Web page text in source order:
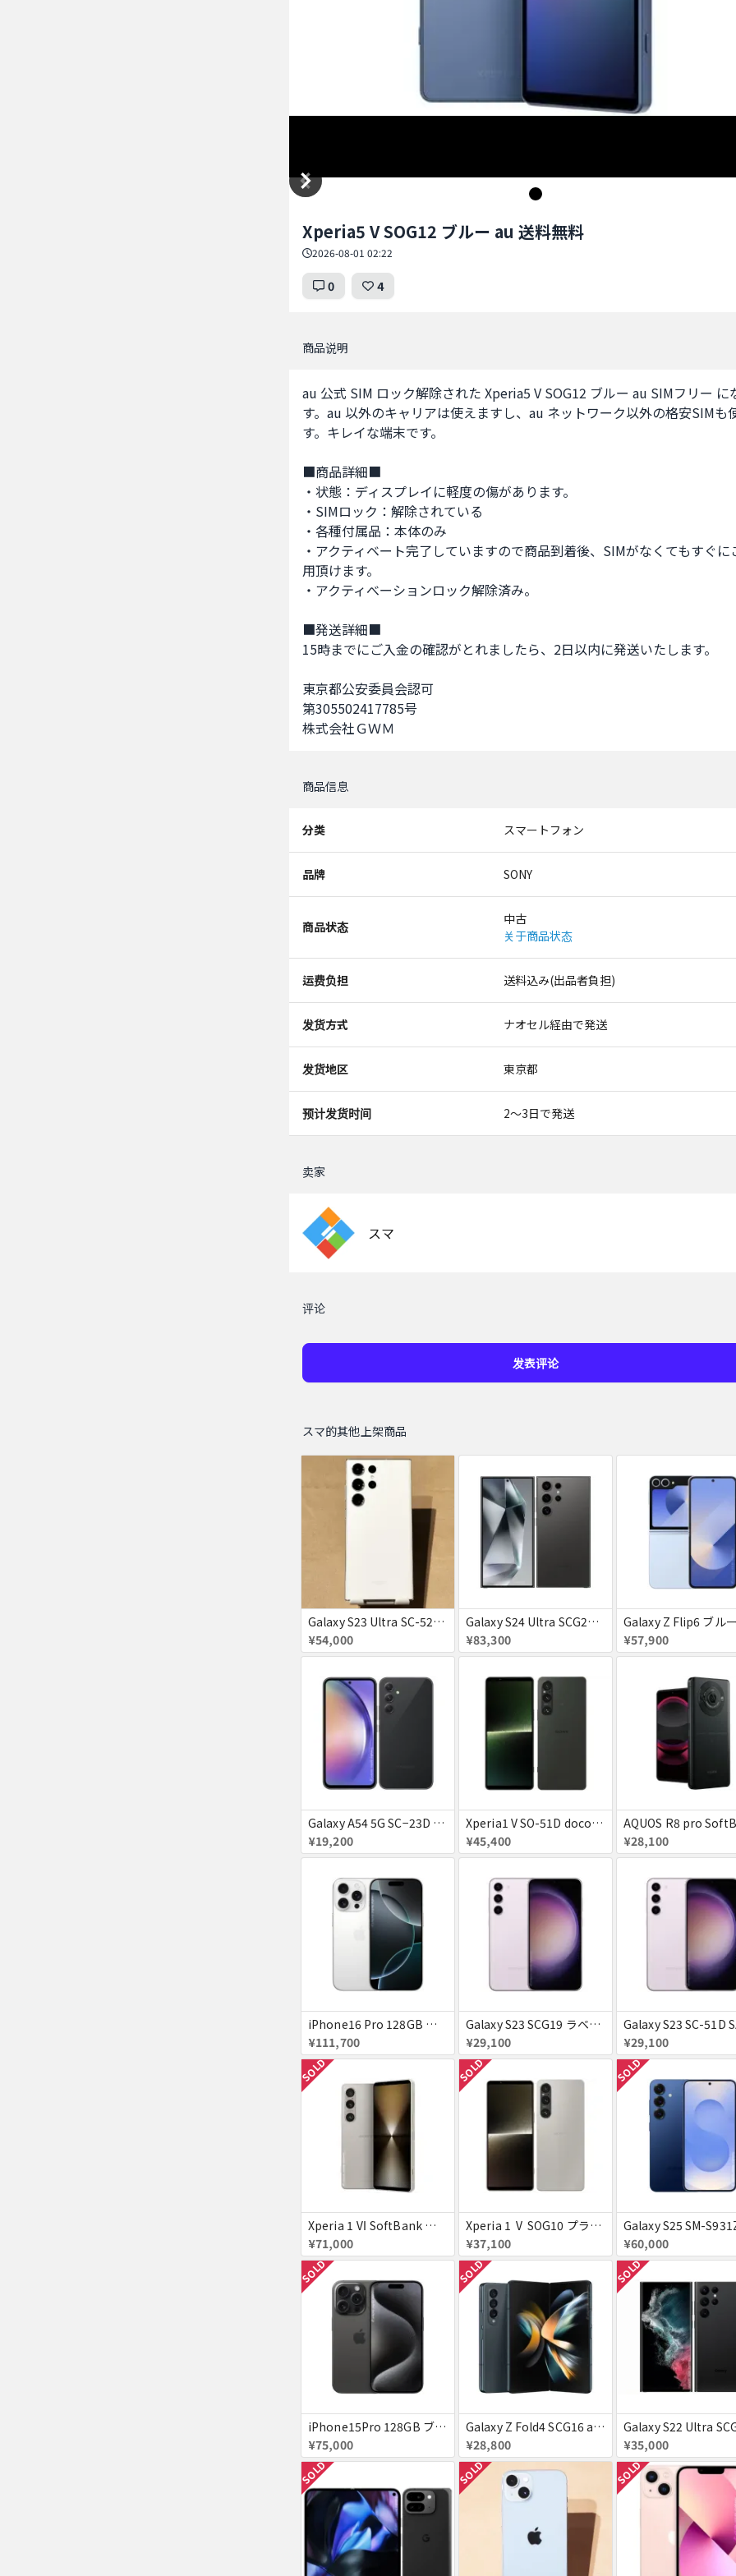
Xperia5 V SOG12 ブルー au 送料無料
2026-08-01 02:22
0 4
商品说明
au 公式 SIM ロック解除された Xperia5 V SOG12 ブルー au SIMフリー に
す。au 以外のキャリアは使えますし、au ネットワーク以外の格安SIMも
す。キレイな端末です。
■商品詳細■
・状態：ディスプレイに軽度の傷があります。
・SIMロック：解除されている
・各種付属品：本体のみ
・アクティベート完了していますので商品到着後、SIMがなくてもすぐに
用頂けます。
・アクティべーションロック解除済み。
■発送詳細■
15時までにご入金の確認がとれましたら、2日以内に発送いたします。
東京都公安委員会認可
第305502417785号
株式会社ＧＷＭ
商品信息
分类 スマートフォン
品牌 SONY
商品状态
中古
关于商品状态
运费负担 送料込み(出品者負担)
发货方式 ナオセル経由で発送
发货地区 東京都
预计发货时间 2〜3日で発送
卖家
スマ
评论
发表评论
スマ的其他上架商品
Galaxy S23 Ultra SC-52D クリーム docomo 送料無料
¥54,000
Galaxy S24 Ultra SCG26 512GB au チタニウムブラック 送料無料
¥83,300
¥57,900
Galaxy A54 5G SC−23D docomo オーサムグラファイト 送料無料
¥19,200
Xperia1 V SO-51D docomo ブラック 送料無料
¥45,400
¥28,100
iPhone16 Pro 128GB ホワイトチタニウム docomo 送料無料
¥111,700
Galaxy S23 SCG19 ラベンダー au 送料無料
¥29,100
¥29,100
SOLD
Xperia 1 Ⅵ SoftBank プラチナシルバー 送料無料
¥71,000
SOLD
Xperia 1 Ⅴ SOG10 プラチナシルバー au 送料無料
¥37,100
SOLD
¥60,000
SOLD
iPhone15Pro 128GB ブラックチタニウム au
¥75,000
SOLD
Galaxy Z Fold4 SCG16 au グレイグリーン 送料無料
¥28,800
SOLD
¥35,000
SOLD SOLD SOLD